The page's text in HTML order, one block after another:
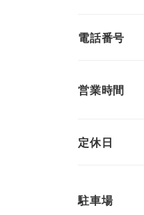
電話番号
営業時間
定休日
駐車場